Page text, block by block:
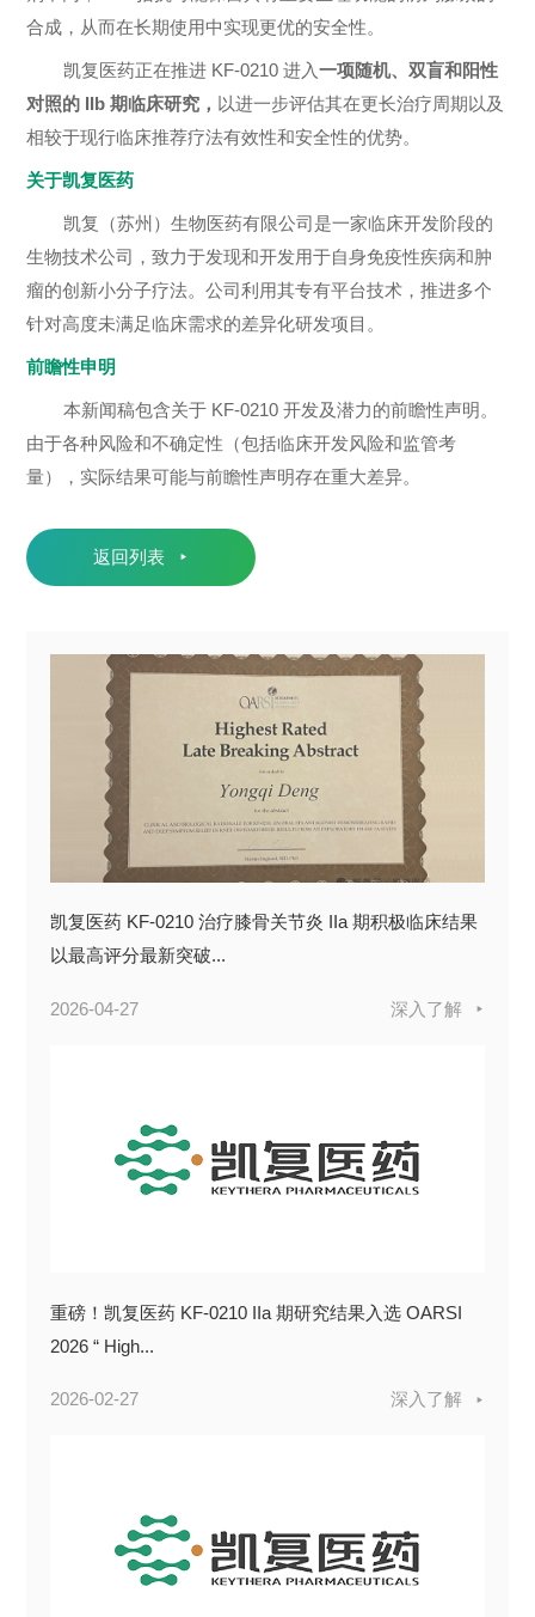
合成，从而在长期使用中实现更优的安全性。
凯复医药正在推进 KF-0210 进入一项随机、双盲和阳性
对照的 IIb 期临床研究 ， 以进一步评估其在更长治疗周期以及
相较于现行临床推荐疗法有效性和安全性的优势。
关于凯复医药
凯复（苏州）生物医药有限公司是一家临床开发阶段的
生物技术公司，致力于发现和开发用于自身免疫性疾病和肿
瘤的创新小分子疗法。公司利用其专有平台技术，推进多个
针对高度未满足临床需求的差异化研发项目。
前瞻性申明
本新闻稿包含关于 KF-0210 开发及潜力的前瞻性声明。
由于各种风险和不确定性（包括临床开发风险和监管考
量），实际结果可能与前瞻性声明存在重大差异。
返回列表
凯复医药 KF-0210 治疗膝骨关节炎 IIa 期积极临床结果
以最高评分最新突破...
2026-04-27 深入了解
重磅！凯复医药 KF-0210 IIa 期研究结果入选 OARSI
2026 “ High...
2026-02-27 深入了解